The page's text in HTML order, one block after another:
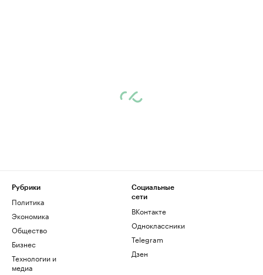
Рубрики
Политика
Экономика
Общество
Бизнес
Технологии и
медиа
Социальные
сети
ВКонтакте
Одноклассники
Telegram
Дзен